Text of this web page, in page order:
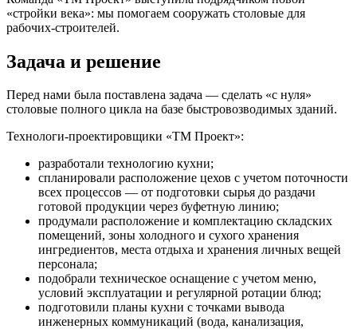
«стройки века»: мы помогаем сооружать столовые для
рабочих-строителей.
Задача и решение
Перед нами была поставлена задача — сделать «с нуля»
столовые полного цикла на базе быстровозводимых зданий.
Технологи-проектировщики «ТМ Проект»:
разработали технологию кухни;
спланировали расположение цехов с учетом поточности
всех процессов — от подготовки сырья до раздачи
готовой продукции через буфетную линию;
продумали расположение и комплектацию складских
помещений, зоны холодного и сухого хранения
ингредиентов, места отдыха и хранения личных вещей
персонала;
подобрали техническое оснащение с учетом меню,
условий эксплуатации и регулярной ротации блюд;
подготовили планы кухни с точками вывода
инженерных коммуникаций (вода, канализация,